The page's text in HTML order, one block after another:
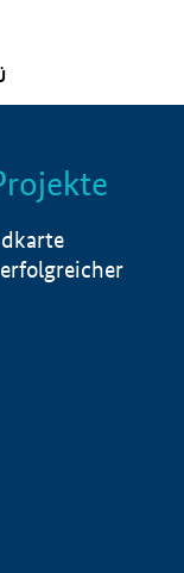
Info